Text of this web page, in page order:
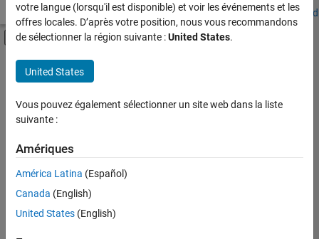
Accueil Explorer nos opportunités Adresses de nos bureaux
Activer/désactiver l'affichage du menu
Contenu principal
FILTRER PAR
Programme destiné aux nouvelles carrières (EDG)
Développement de produits
Ingénierie de la qualité
Enregistrer
votre langue (lorsqu'il est disponible) et voir les événements et les
offres locales. D’après votre position, nous vous recommandons
de sélectionner la région suivante :United States.
United States
Vous pouvez également sélectionner un site web dans la liste
suivante :
Amériques
América Latina (Español)
Canada (English)
United States (English)